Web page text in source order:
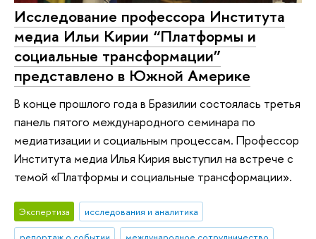
Исследование профессора Института
медиа Ильи Кирии “Платформы и
социальные трансформации”
представлено в Южной Америке
В конце прошлого года в Бразилии состоялась третья
панель пятого международного семинара по
медиатизации и социальным процессам. Профессор
Института медиа Илья Кирия выступил на встрече с
темой «Платформы и социальные трансформации».
Экспертиза
исследования и аналитика